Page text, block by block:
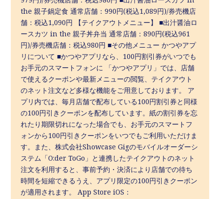
the 親子鍋定食 通常店舗：990円(税込1,089円)/券売機店
舗：税込1,090円 【テイクアウトメニュー】 ■出汁醤油ロ
ースカツ in the 親子丼弁当 通常店舗：890円(税込961
円)/券売機店舗：税込980円 ■その他メニュー かつやアプ
リについて ■かつやアプリなら、100円割引券がいつでも
お手元のスマートフォンに 「かつやアプリ」では、店舗
で使えるクーポンや最新メニューの閲覧、テイクアウト
のネット注文など多様な機能をご用意しております。 ア
プリ内では、毎月店舗で配布している100円割引券と同様
の100円引きクーポンを配布しています。紙の割引券を忘
れたり期限切れになった場合でも、お手元のスマートフ
ォンから100円引きクーポンをいつでもご利用いただけま
す。また、株式会社Showcase Gigのモバイルオーダーシ
ステム「O:der ToGo」と連携したテイクアウトのネット
注文を利用すると、事前予約・決済により店舗での待ち
時間を短縮できるうえ、アプリ限定の100円引きクーポン
が適用されます。 App Store iOS：